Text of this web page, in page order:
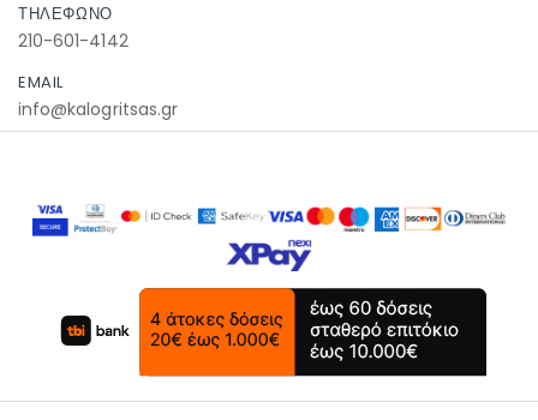
ΤΗΛΕΦΩΝΟ
210-601-4142
EMAIL
info@kalogritsas.gr